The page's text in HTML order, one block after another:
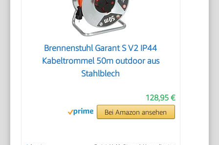
Brennenstuhl Garant S V2 IP44
Kabeltrommel 50m outdoor aus
Stahlblech
128,95 €
Bei Amazon ansehen